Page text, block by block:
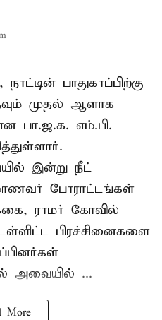
பாதுகாப்பிற்கு
முதல் ஆளாக
பா.ஜ.க. எம்.பி.
இன்று நீட்
போராட்டங்கள்
ராமர் கோவில்
பிரச்சினைகளை
அவையில் ...
More